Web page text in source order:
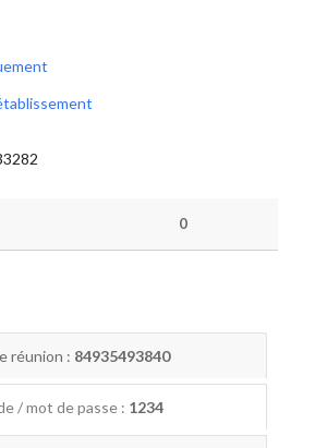
0
réunion : 84935493840
/ mot de passe : 1234